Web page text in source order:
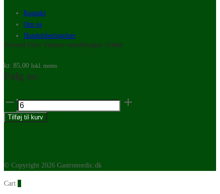
Zwiesel Glas Volume tumblerglas 314ml
kr. 85,00 Inkl. moms
Tilgængelig på restordre
Zwiesel
Glas
Volume
Tilføj til kurv
Kontakt
Om os
Handelsbetingelser
Følg os:
© Copyright 2026 Gastronordic.dk
Cart